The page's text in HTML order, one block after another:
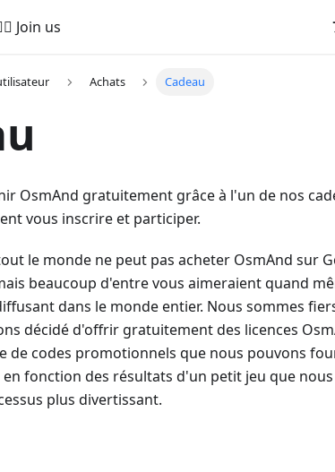
Join us
Achats Cadeau
OsmAnd gratuitement grâce à l'un de nos
vous inscrire et participer.
le monde ne peut pas acheter OsmAnd sur
beaucoup d'entre vous aimeraient quand
dans le monde entier. Nous sommes
décidé d'offrir gratuitement des licences
de codes promotionnels que nous pouvons
fonction des résultats d'un petit jeu que
plus divertissant.